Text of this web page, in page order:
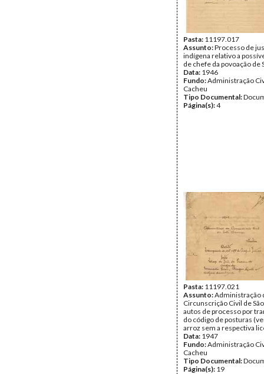
Pasta: 11197.017
Assunto:Processo de
indígena relativo a
de chefe da povoação de
Data: 1946
Fundo:Administração
Cacheu
Tipo Documental:
Página(s):4
Pasta: 11197.021
Assunto:Administração
Circunscrição Civil de
autos de processo por
do código de posturas
arroz sem a respectiva
Data: 1947
Fundo:Administração
Cacheu
Tipo Documental:
Página(s): 19